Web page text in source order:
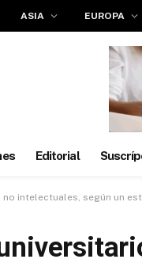
ASIA EUROPA
Editorial
intelectuales, según un